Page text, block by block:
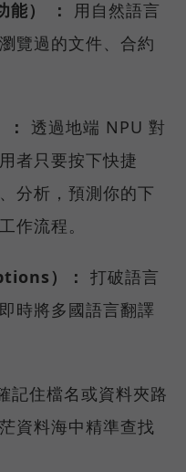
） ：
用自然語言
覽過的文件、合約
透過地端 NPU 對
者只要按下快捷
分析，預測你的下
作流程。
）： 打破語言
時將多國語言翻譯
記住檔名或資料夾路
資料海中精準查找